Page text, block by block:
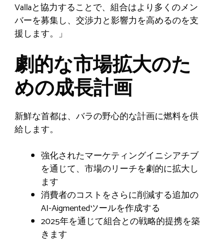
Vallaと協力することで、組合はより多くのメン
バーを募集し、交渉力と影響力を高めるのを支
援します。」
劇的な市場拡大のた
めの成長計画
新鮮な首都は、バラの野心的な計画に燃料を供
給します。
強化されたマーケティングイニシアチブ
を通じて、市場のリーチを劇的に拡大し
ます
消費者のコストをさらに削減する追加の
AI-Aigmentedツールを作成する
2025年を通じて組合との戦略的提携を築
きます